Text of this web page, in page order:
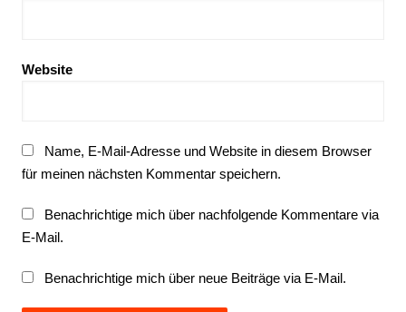
Website
Name, E-Mail-Adresse und Website in diesem Browser
für meinen nächsten Kommentar speichern.
Benachrichtige mich über nachfolgende Kommentare via
E-Mail.
Benachrichtige mich über neue Beiträge via E-Mail.